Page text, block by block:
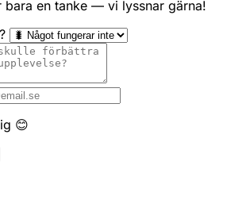
bara en tanke — vi lyssnar gärna!
😊